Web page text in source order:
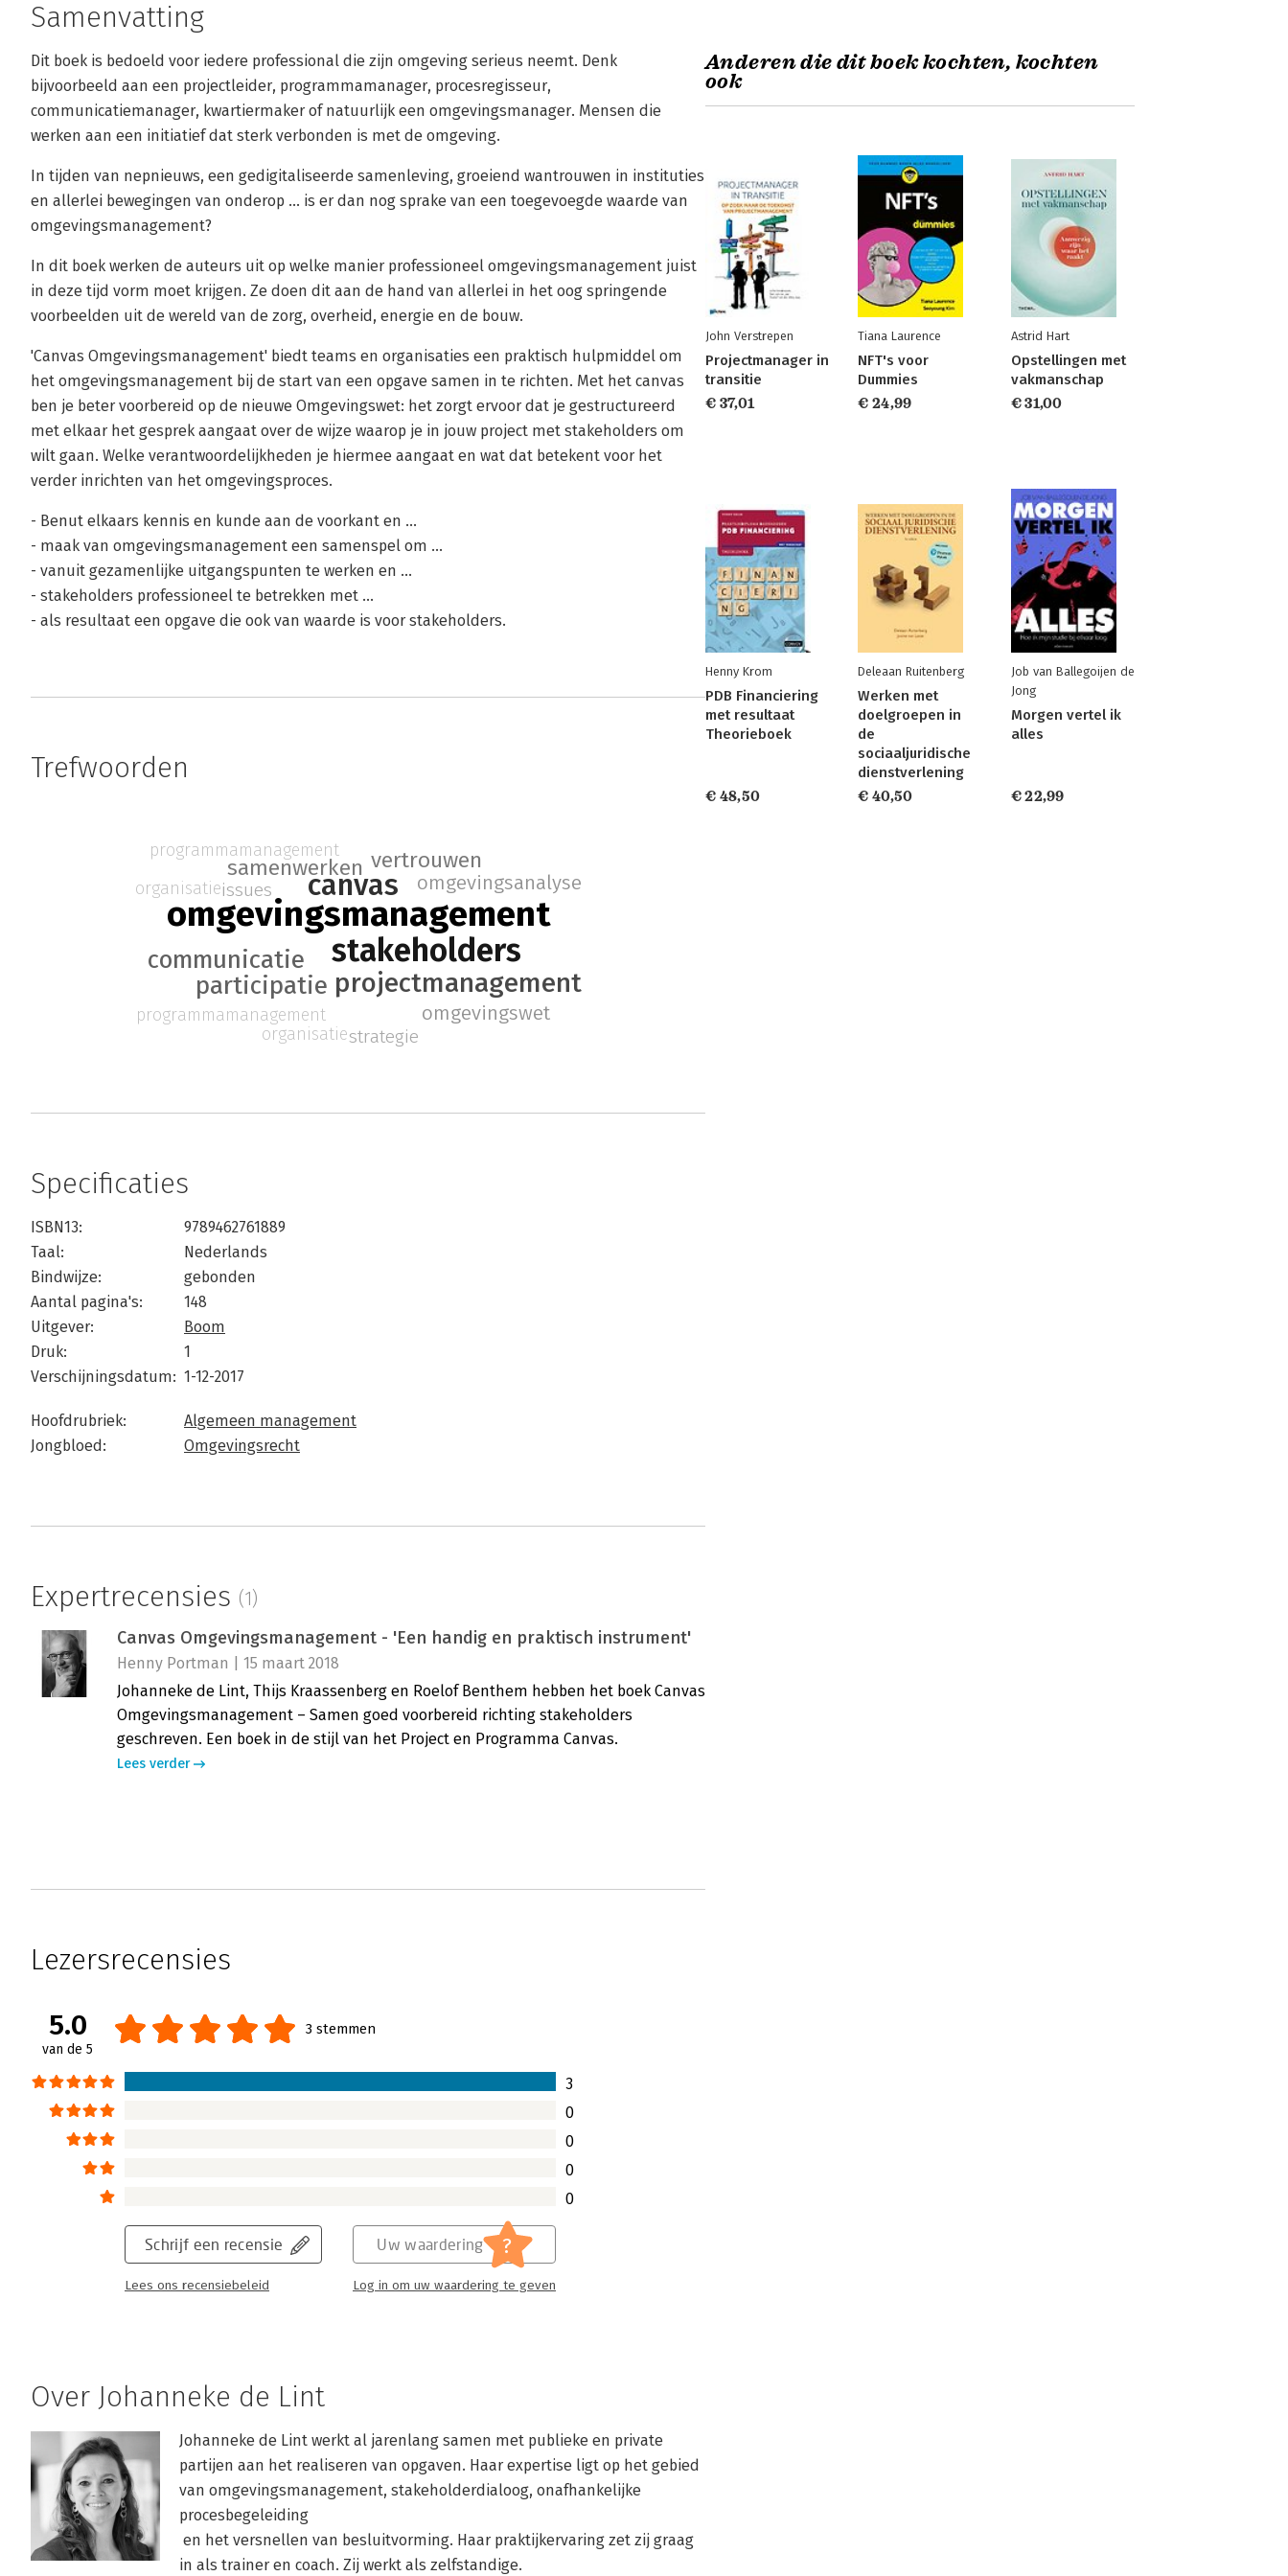
Samenvatting
Dit boek is bedoeld voor iedere professional die zijn omgeving serieus neemt. Denk
bijvoorbeeld aan een projectleider, programmamanager, procesregisseur,
communicatiemanager, kwartiermaker of natuurlijk een omgevingsmanager. Mensen die
werken aan een initiatief dat sterk verbonden is met de omgeving.
In tijden van nepnieuws, een gedigitaliseerde samenleving, groeiend wantrouwen in instituties
en allerlei bewegingen van onderop ... is er dan nog sprake van een toegevoegde waarde van
omgevingsmanagement?
In dit boek werken de auteurs uit op welke manier professioneel omgevingsmanagement juist
in deze tijd vorm moet krijgen. Ze doen dit aan de hand van allerlei in het oog springende
voorbeelden uit de wereld van de zorg, overheid, energie en de bouw.
'Canvas Omgevingsmanagement' biedt teams en organisaties een praktisch hulpmiddel om
het omgevingsmanagement bij de start van een opgave samen in te richten. Met het canvas
ben je beter voorbereid op de nieuwe Omgevingswet: het zorgt ervoor dat je gestructureerd
met elkaar het gesprek aangaat over de wijze waarop je in jouw project met stakeholders om
wilt gaan. Welke verantwoordelijkheden je hiermee aangaat en wat dat betekent voor het
verder inrichten van het omgevingsproces.
- Benut elkaars kennis en kunde aan de voorkant en ...
- maak van omgevingsmanagement een samenspel om ...
- vanuit gezamenlijke uitgangspunten te werken en ...
- stakeholders professioneel te betrekken met ...
- als resultaat een opgave die ook van waarde is voor stakeholders.
Trefwoorden
omgevingsmanagement
stakeholders
canvas
projectmanagement
participatie
communicatie
samenwerken vertrouwen
omgevingsanalyse
omgevingswet
issues
strategie
organisatie
programmamanagement
organisatie
programmamanagement
Specificaties
ISBN13:
9789462761889
Taal:
Nederlands
Bindwijze:
gebonden
Aantal pagina's:
148
Uitgever:
Boom
Druk:
1
Verschijningsdatum: 1-12-2017
Hoofdrubriek:
Algemeen management
Jongbloed:
Omgevingsrecht
Expertrecensies (1)
Canvas Omgevingsmanagement - 'Een handig en praktisch instrument'
Henny Portman | 15 maart 2018
Johanneke de Lint, Thijs Kraassenberg en Roelof Benthem hebben het boek Canvas
Omgevingsmanagement – Samen goed voorbereid richting stakeholders
geschreven. Een boek in de stijl van het Project en Programma Canvas.
Lees verder
Lezersrecensies
5.0
van de 5
3 stemmen
3
0
0
0
0
Schrijf een recensie
Lees ons recensiebeleid
Uw waardering ?
Log in om uw waardering te geven
Over Johanneke de Lint
Johanneke de Lint werkt al jarenlang samen met publieke en private
partijen aan het realiseren van opgaven. Haar expertise ligt op het gebied
van omgevingsmanagement, stakeholderdialoog, onafhankelijke
procesbegeleiding
in als trainer en coach. Zij werkt als zelfstandige.
Anderen die dit boek kochten, kochten
ook
John Verstrepen
Projectmanager in
transitie
€ 37,01
Tiana Laurence
NFT's voor
Dummies
€ 24,99
Astrid Hart
Opstellingen met
vakmanschap
€ 31,00
Henny Krom
PDB Financiering
met resultaat
Theorieboek
€ 48,50
Deleaan Ruitenberg
Werken met
doelgroepen in
de
sociaaljuridische
dienstverlening
€ 40,50
Job van Ballegoijen de
Jong
Morgen vertel ik
alles
€ 22,99